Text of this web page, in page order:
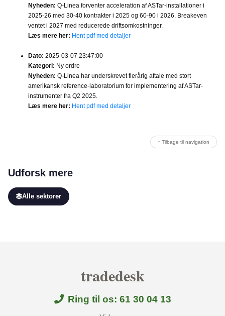
Nyheden: Q-Linea forventer acceleration af ASTar-installationer i
2025-26 med 30-40 kontrakter i 2025 og 60-90 i 2026. Breakeven
ventet i 2027 med reducerede driftsomkostninger.
Læs mere her: Hent pdf med detaljer
Dato: 2025-03-07 23:47:00
Kategori: Ny ordre
Nyheden: Q-Linea har underskrevet flerårig aftale med stort
amerikansk reference-laboratorium for implementering af ASTar-
instrumenter fra Q2 2025.
Læs mere her: Hent pdf med detaljer
↑ Tilbage til navigation
Udforsk mere
Alle sektorer
tradedesk
Ring til os: 61 30 04 13